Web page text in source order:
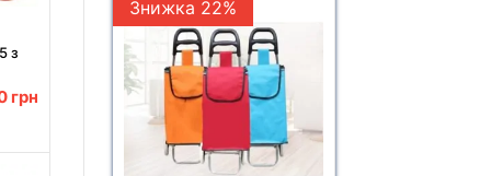
з
грн
Знижка 22%